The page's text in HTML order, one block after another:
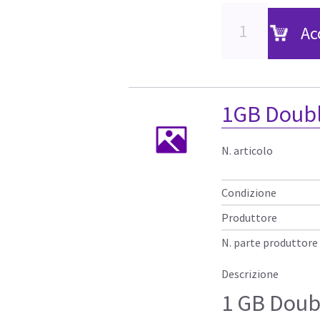
1GB
N. articolo
Condizione
Produttore
N. parte produttore
Descrizione
1 GB